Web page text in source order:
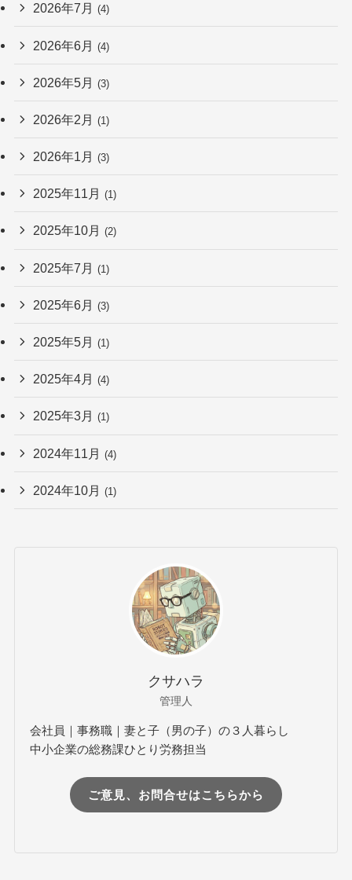
2026年7月 (4)
2026年6月 (4)
2026年5月 (3)
2026年2月 (1)
2026年1月 (3)
2025年11月 (1)
2025年10月 (2)
2025年7月 (1)
2025年6月 (3)
2025年5月 (1)
2025年4月 (4)
2025年3月 (1)
2024年11月 (4)
2024年10月 (1)
クサハラ
管理人
会社員｜事務職｜妻と子（男の子）の３人暮らし
中小企業の総務課ひとり労務担当
ご意見、お問合せはこちらから